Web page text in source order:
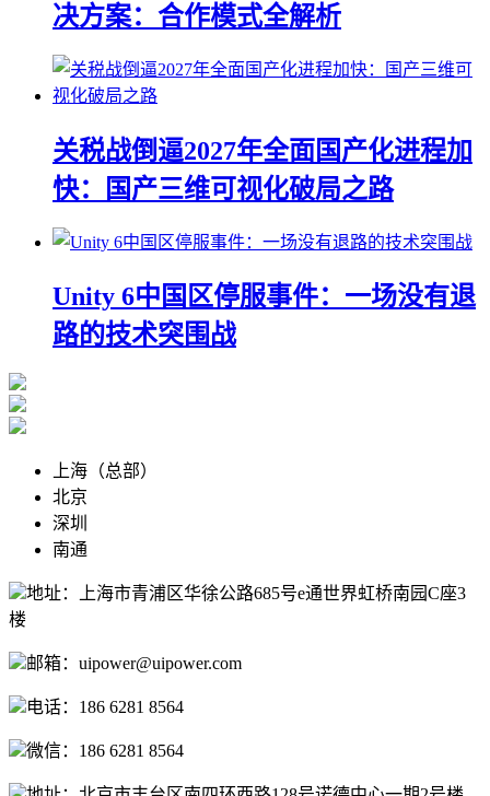
决方案：合作模式全解析
关税战倒逼2027年全面国产化进程加
快：国产三维可视化破局之路
Unity 6中国区停服事件：一场没有退
路的技术突围战
上海（总部）
北京
深圳
南通
地址：上海市青浦区华徐公路685号e通世界虹桥南园C座3
楼
邮箱：uipower@uipower.com
电话：186 6281 8564
微信：186 6281 8564